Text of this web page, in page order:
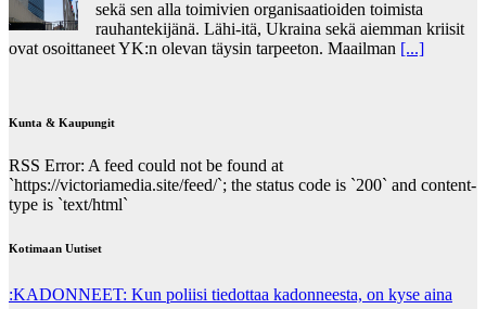
sekä sen alla toimivien organisaatioiden toimista
rauhantekijänä. Lähi-itä, Ukraina sekä aiemman kriisit
ovat osoittaneet YK:n olevan täysin tarpeeton. Maailman [...]
Kunta & Kaupungit
RSS Error: A feed could not be found at
`https://victoriamedia.site/feed/`; the status code is `200` and content-
type is `text/html`
Kotimaan Uutiset
:KADONNEET: Kun poliisi tiedottaa kadonneesta, on kyse aina